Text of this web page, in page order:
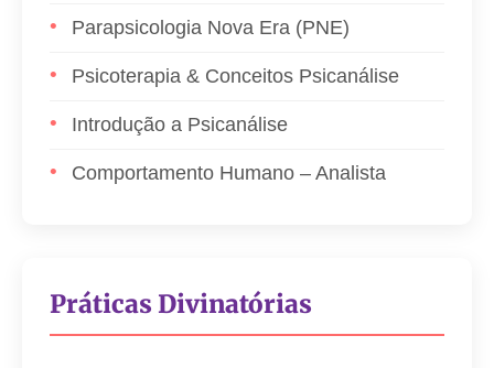
Parapsicologia Nova Era (PNE)
Psicoterapia & Conceitos Psicanálise
Introdução a Psicanálise
Comportamento Humano – Analista
Práticas Divinatórias